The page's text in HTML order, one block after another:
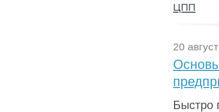
ЦПП
20
Быстро